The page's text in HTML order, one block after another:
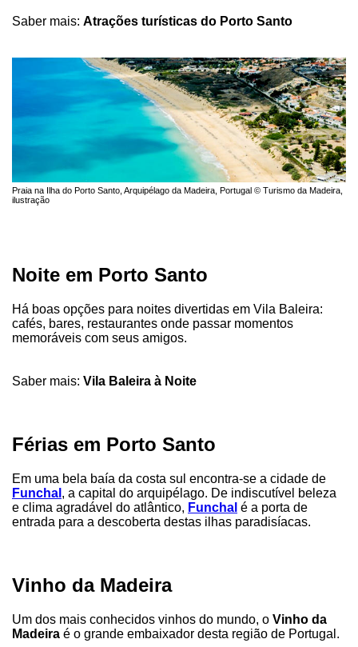
Saber mais: Atrações turísticas do Porto Santo
Praia na Ilha do Porto Santo, Arquipélago da Madeira, Portugal © Turismo da Madeira,
ilustração
Noite em Porto Santo
Há boas opções para noites divertidas em Vila Baleira:
cafés, bares, restaurantes onde passar momentos
memoráveis com seus amigos.
Saber mais: Vila Baleira à Noite
Férias em Porto Santo
Em uma bela baía da costa sul encontra-se a cidade de
Funchal , a capital do arquipélago. De indiscutível beleza
e clima agradável do atlântico, Funchal é a porta de
entrada para a descoberta destas ilhas paradisíacas.
Vinho da Madeira
Um dos mais conhecidos vinhos do mundo, o Vinho da
Madeira é o grande embaixador desta região de Portugal.